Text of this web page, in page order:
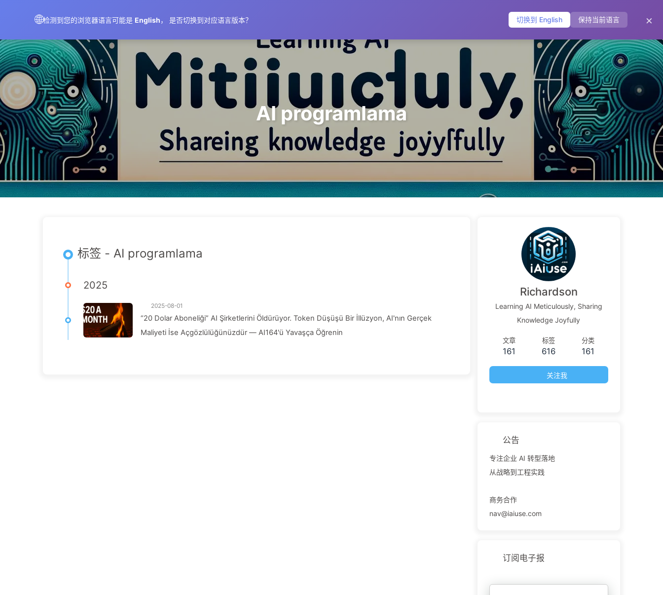
🌐检测到您的浏览器语言可能是 English， 是否切换到对应语言版本？ 切换到 English 保持当前语言 ×
AIMeticulously 标签 分类 友链 关于
AI programlama
标签 - AI programlama
2025
2025-08-01
“20 Dolar Aboneliği” AI Şirketlerini Öldürüyor. Token Düşüşü Bir İllüzyon, AI'nın Gerçek
Maliyeti İse Açgözlülüğünüzdür — AI164'ü Yavaşça Öğrenin
Richardson
Learning AI Meticulously, Sharing
Knowledge Joyfully
文章
161
标签
616
分类
161
关注我
公告
专注企业 AI 转型落地
从战略到工程实践
商务合作
nav@iaiuse.com
订阅电子报